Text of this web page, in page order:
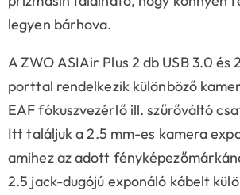
legyen bárhova.
A ZWO ASIAir Plus 2 db USB 3.0 és
porttal rendelkezik különböző
EAF fókuszvezérlő ill. szűrőváltó
Itt találjuk a 2.5 mm-es kamera
amihez az adott
2.5 jack-dugójú exponáló kábelt